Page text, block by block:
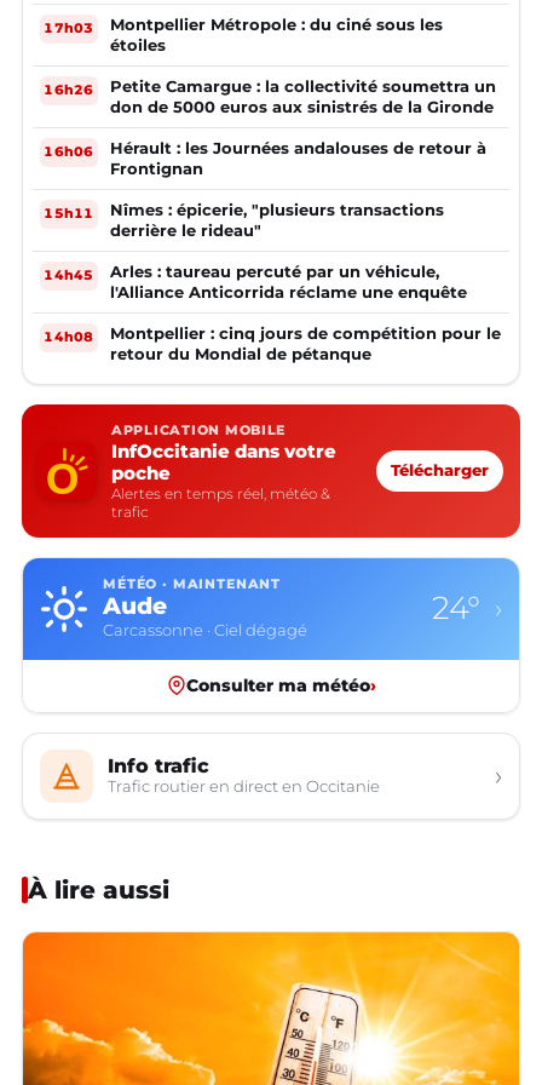
17h03
Montpellier Métropole : du ciné sous les
étoiles
16h26
Petite Camargue : la collectivité soumettra un
don de 5000 euros aux sinistrés de la Gironde
16h06
Hérault : les Journées andalouses de retour à
Frontignan
15h11
Nîmes : épicerie, "plusieurs transactions
derrière le rideau"
14h45
Arles : taureau percuté par un véhicule,
l'Alliance Anticorrida réclame une enquête
14h08
Montpellier : cinq jours de compétition pour le
retour du Mondial de pétanque
APPLICATION MOBILE
InfOccitanie dans votre
poche
Alertes en temps réel, météo &
trafic
Télécharger
MÉTÉO · MAINTENANT
Aude
Carcassonne · Ciel dégagé
24° ›
Consulter ma météo›
Info trafic
Trafic routier en direct en Occitanie ›
À lire aussi